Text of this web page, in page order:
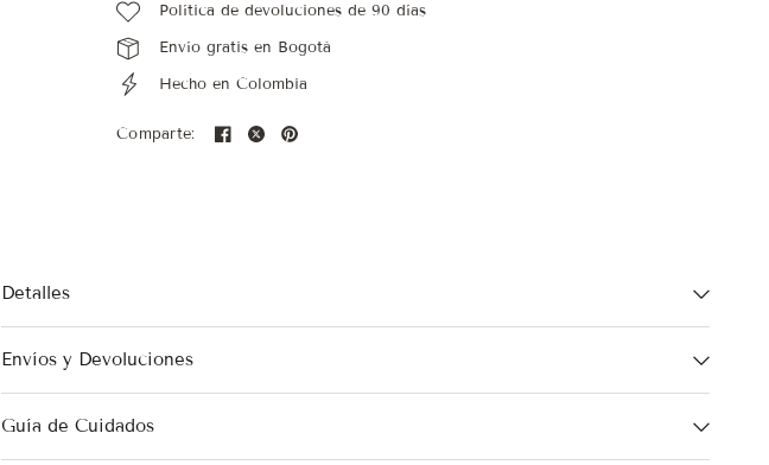
Política de devoluciones de 90 días
Envío gratis en Bogotá
Hecho en Colombia
Comparte:
Detalles
Envíos y Devoluciones
Guía de Cuidados